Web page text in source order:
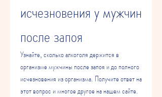
исчезновения у мужчин
после запоя
Узнайте, сколько алкоголя держится в
организме мужчины после запоя и до полного
исчезновения из организма. Получите ответ на
этот вопрос и многое другое на нашем сайте.